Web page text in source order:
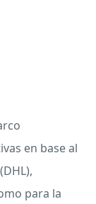
en base al
DHL),
para la